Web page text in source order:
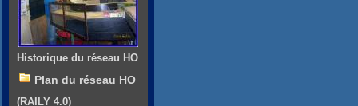
Historique du réseau HO
Plan du réseau HO
(RAILY 4.0)